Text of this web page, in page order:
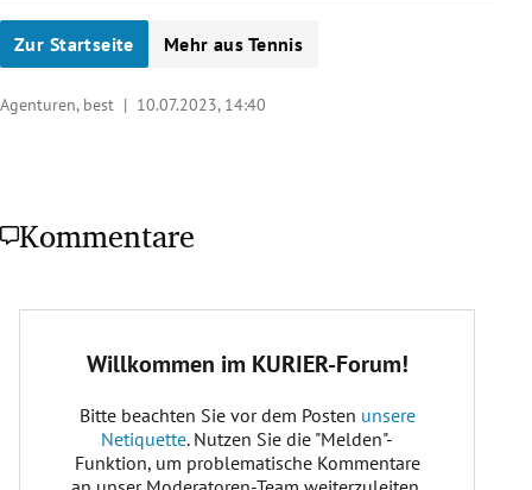
Zur Startseite Mehr aus Tennis
Agenturen, best | 10.07.2023, 14:40
Kommentare